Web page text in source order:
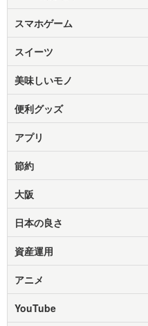
スマホゲーム
スイーツ
美味しいモノ
便利グッズ
アプリ
節約
大阪
日本の良さ
資産運用
アニメ
YouTube